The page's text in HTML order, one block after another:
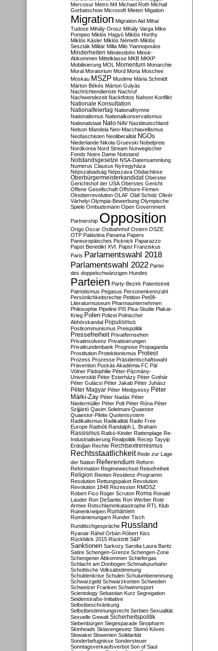
Mercosur Metro M4 Michael Roth Michail
Gorbatschow Microsoft Mieten Migation
Migration Migration Aid Mihai
Tudose Mihály Orosz Mihály Varga Mike
Pompeo Miklós Hagyó Miklós Horthy
Miklós Kásler Miklós Németh Miklós
Seszták Militär Milla Milo Yiannopoulos
Minderheiten Mindestlohn Minsk-
Abkommen Mittelklasse MKB MKKP
Mobilisierung MOL Momentum Monarchie
Moral Moratorium Mord Moria Moschee
Moskau MSZP Muslime Mária Schmidt
Márton Békés Márton Gulyás
Nachrichtendienste Nachruf
Nachwendezeit Nacktfotos Nahost-Konflikt
Nationale Konsultation
Nationalfeiertag Nationalhymne
Nationalismus Nationalkonservatismus
Nationalstaat Nato NAV Nazideutschland
Nelson Mandela Neo-Macchiavellismus
Neofaschisten Neoliberalität NGOs
Niederlande Nikola Gruevski Nobelpreis
Nordkorea Nord Stream Norwegischer
Fonds Notre Dame Notstand
Notstandsgesetze NSA-Datensammlung
Numerus Clausus Nyíregyháza
Népszabadság Népszava Obdachlose
Oberbürgermeisterkandidat Oberster
Gerichtshof der USA Oberstes Gericht
Offene Gesellschaft Offshore-Firmen
Oktoberrevolution OLAF Olaf Scholz Olivér
Várhelyi Olympia-Bewerbung Olympische
Spiele Ombudsmann Open Government
Partnership Opposition
Origo Oscar Ostbahnhof Ostern OSZE
OTP Palästina Panama Papers
Paneuropäisches Picknick Paparazzo
Papst Benedikt XVI. Papst Franziskus
Paris Parlamentswahl 2018
Parlamentswahl 2022 Partei
des doppelschwänzigen Hundes
Parteien Party-Bezirk Patentstreit
Patriotismus Pegasus Personenkennzahl
Persönlichkeitsrechte Petition Petőfi-
Literaturmuseum Pharmaunternehmen
Philosophie Pipeline PiS Pisa-Studie Plakat-
Krieg Polen Polizei Polnischer
Abhörskandal Populismus
Postkommunismus Preispolitik
Pressefreiheit Privatfernsehen
Privatinsolvenz Privatisierungen
Privatkundenbank Prognose Propaganda
Prostitution Protektionismus Protest
Prozess Prozesse Präsidentschaftswahl
Prävention Puskás Akadémia FC Pál
Völner Pädophilie Péter-Pázmány-
Universität Péter Esterházy Péter Gothár
Péter Gulácsi Péter Jakab Péter Juhász
Péter Magyar Péter Medgyessy Péter
Márki-Zay Péter Nadás Péter
Niedermüller Péter Polt Péter Róna Péter
Szijjártó Qasim Soleimani Quaestor
Quaestor-Pleite Quotensystem
Radikalismus Radikalität Radio Free
Europe Radnóti Randalph L. Braham
Rassismus Ratkó-Kinder Rattenplage Re-
Industrialisierung Realpolitik Recep Tayyip
Erdoğan Rechte Rechtsextremismus
Rechtsstaatlichkeit Rede zur Lage
der Nation Referendum Reform
Reformation Regimewechsel Reisefreiheit
Religion Renten Residenz-Programm
Resolution Rettungspaket Revolution
Revolution 1848 Rezession RMDSZ
Robert Fico Roger Scruton Roma Ronald
Lauder Ron DeSantis Ron Werber Rote
Armee Rotschlammkatastrophe RTL Klub
Ruinenkneipen Rumänien
Rumänienungarn Runder Tisch
Rundtischgespräche Russland
Ryanair Ráhel Orbán Róbert Kiss
Rückblick 2015 Rücktritt S&P
Sanktionen Sarkozy Sarolta Laura Baritz
Satire Schengen-Grenze Schengen-Zone
Schengener Abkommen Schiefergas
Schlacht am Donbogen Schmalspurbahn
Schottische Volksabstimmung
Schuldenkrise Schulen Schulumbenennung
Schwarzgeld Schwarzkonten Schweden
Schweizer Franken Schwimmsport
Scientology Sebastian Kurz Segregation
Seidenstraße-Initiative
Selbstbeschränkung
Selbstbestimmungsrecht Serbien Sexualität
Sexuelle Gewalt Sicherheitspolitik
Siebenbürgen Siegesparade Sinopharm
Skinheads Sklavengesetz Slomó Köves
Slowakei Slowenien Solidarität
Sonderbefugnisse Sondersteuer
Sonntagsverkaufsverbot Son of Saul